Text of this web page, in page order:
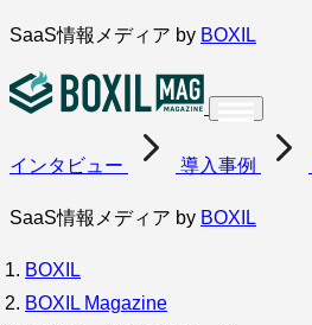
内
を
キ
SaaS情報メディア by BOXIL
インタビュー 導入事例
SaaS情報メディア by BOXIL
BOXIL
BOXIL Magazine